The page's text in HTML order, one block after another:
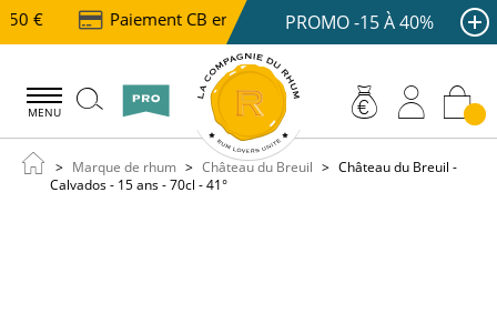
€ Paiement CB en 3 ou 4x dès 100 €
PROMO -15 À 40%
MENU
Marque de rhum Château du Breuil
Château du Breuil -
Calvados - 15 ans - 70cl - 41°